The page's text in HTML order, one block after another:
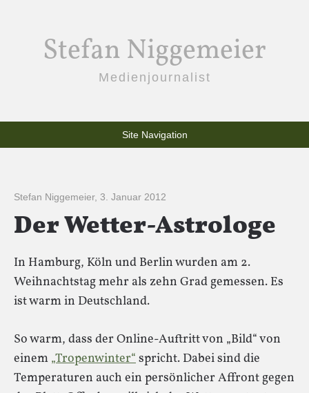
Stefan Niggemeier
Medienjournalist
Site Navigation
Stefan Niggemeier, 3. Januar 2012
Der Wetter-Astrologe
In Hamburg, Köln und Berlin wurden am 2.
Weihnachtstag mehr als zehn Grad gemessen. Es
ist warm in Deutschland.
So warm, dass der Online-Auftritt von „Bild“ von
einem „Tropenwinter“spricht. Dabei sind die
Temperaturen auch ein persönlicher Affront gegen